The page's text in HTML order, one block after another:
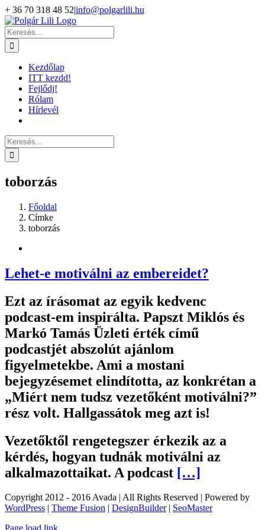
Kihagyás
+ 36 70 318 48 52|info@polgarlili.hu
Keresés...
Kezdőlap
ITT kezdd!
Fejlődj!
Rólam
Hírlevél
Keresés...
toborzás
Főoldal
Címke
toborzás
Lehet-e motiválni az embereidet?
Ezt az írásomat az egyik kedvenc
podcast-em inspirálta. Papszt Miklós és
Markó Tamás Üzleti érték című
podcastjét abszolút ajánlom
figyelmetekbe. Ami a mostani
bejegyzésemet elindította, az konkrétan a
„Miért nem tudsz vezetőként motiválni?”
rész volt. Hallgassátok meg azt is!
Vezetőktől rengetegszer érkezik az a
kérdés, hogyan tudnák motiválni az
alkalmazottaikat. A podcast […]
Copyright 2012 - 2016 Avada | All Rights Reserved | Powered by
WordPress | Theme Fusion | DesignBuilder| SeoMaster
Toggle